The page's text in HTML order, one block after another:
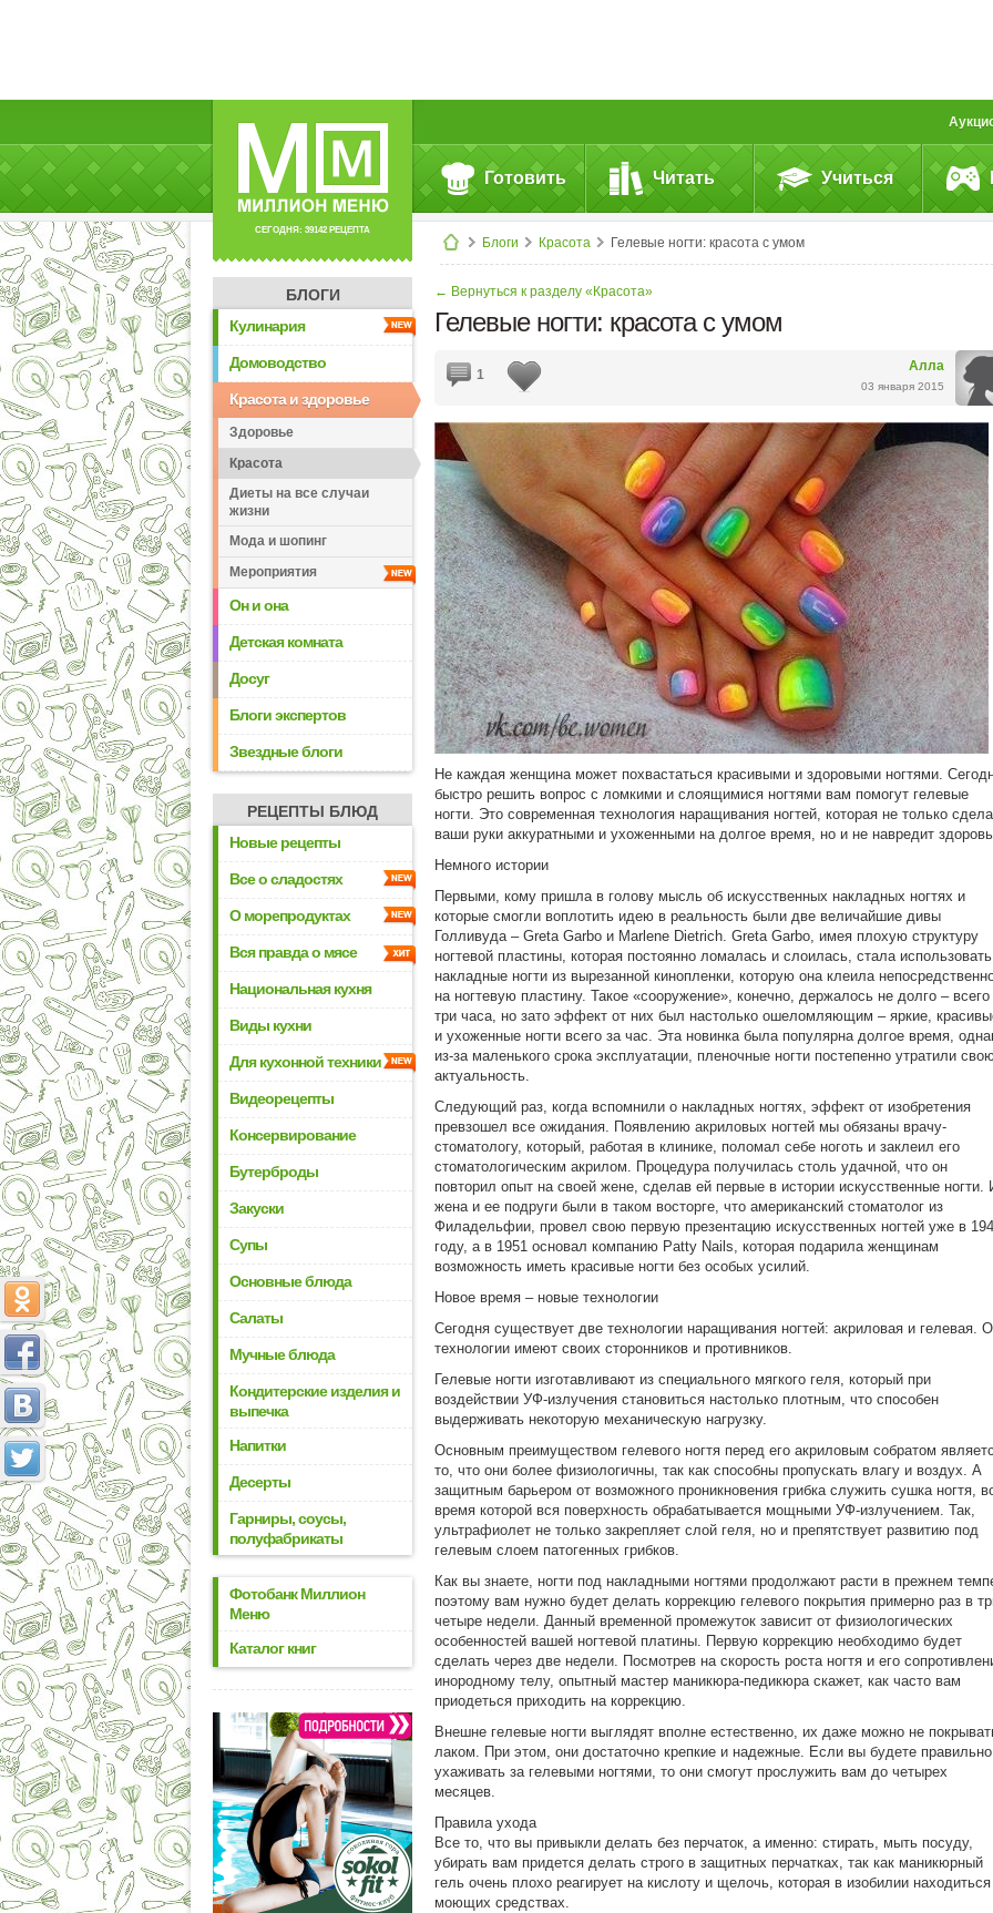
СЕГОДНЯ: 39142 РЕЦЕПТА
Готовить Читать Учиться
Блоги Красота Гелевые ногти: красота с умом
БЛОГИ
Кулинария
Домоводство
Красота и здоровье
Здоровье
Красота
Диеты на все случаи
жизни
Мода и шопинг
Мероприятия
Он и она
Детская комната
Досуг
Блоги экспертов
Звездные блоги
РЕЦЕПТЫ БЛЮД
Новые рецепты
Все о сладостях
О морепродуктах
Вся правда о мясе
Национальная кухня
Виды кухни
Для кухонной техники
Видеорецепты
Консервирование
Бутерброды
Закуски
Супы
Основные блюда
Салаты
Мучные блюда
Кондитерские изделия и
выпечка
Напитки
Десерты
Гарниры, соусы,
полуфабрикаты
Фотобанк Миллион
Меню
Каталог книг
← Вернуться к разделу «Красота»
Гелевые ногти: красота с умом
Алла
03 января 2015
1
Не каждая женщина может похвастаться красивыми и здоровыми ногтями.
быстро решить вопрос с ломкими и слоящимися ногтями вам помогут гелевые
ногти. Это современная технология наращивания ногтей, которая не только
ваши руки аккуратными и ухоженными на долгое время, но и не навредит
Немного истории
Первыми, кому пришла в голову мысль об искусственных накладных ногтях и
которые смогли воплотить идею в реальность были две величайшие дивы
Голливуда – Greta Garbо и Marlene Dietrich. Greta Garbо, имея плохую структуру
ногтевой пластины, которая постоянно ломалась и слоилась, стала использовать
накладные ногти из вырезанной кинопленки, которую она клеила
на ногтевую пластину. Такое «сооружение», конечно, держалось не долго – всего
три часа, но зато эффект от них был настолько ошеломляющим – яркие,
и ухоженные ногти всего за час. Эта новинка была популярна долгое время,
из-за маленького срока эксплуатации, пленочные ногти постепенно утратили
актуальность.
Следующий раз, когда вспомнили о накладных ногтях, эффект от изобретения
превзошел все ожидания. Появлению акриловых ногтей мы обязаны врачу-
стоматологу, который, работая в клинике, поломал себе ноготь и заклеил его
стоматологическим акрилом. Процедура получилась столь удачной, что он
повторил опыт на своей жене, сделав ей первые в истории искусственные ногти.
жена и ее подруги были в таком восторге, что американский стоматолог из
Филадельфии, провел свою первую презентацию искусственных ногтей уже в
году, а в 1951 основал компанию Patty Nails, которая подарила женщинам
возможность иметь красивые ногти без особых усилий.
Новое время – новые технологии
Сегодня существует две технологии наращивания ногтей: акриловая и гелевая.
технологии имеют своих сторонников и противников.
Гелевые ногти изготавливают из специального мягкого геля, который при
воздействии УФ-излучения становиться настолько плотным, что способен
выдерживать некоторую механическую нагрузку.
Основным преимуществом гелевого ногтя перед его акриловым собратом
то, что они более физиологичны, так как способны пропускать влагу и воздух. А
защитным барьером от возможного проникновения грибка служить сушка ногтя,
время которой вся поверхность обрабатывается мощными УФ-излучением. Так,
ультрафиолет не только закрепляет слой геля, но и препятствует развитию под
гелевым слоем патогенных грибков.
Как вы знаете, ногти под накладными ногтями продолжают расти в прежнем
поэтому вам нужно будет делать коррекцию гелевого покрытия примерно раз в
четыре недели. Данный временной промежуток зависит от физиологических
особенностей вашей ногтевой платины. Первую коррекцию необходимо будет
сделать через две недели. Посмотрев на скорость роста ногтя и его
инородному телу, опытный мастер маникюра-педикюра скажет, как часто вам
приодеться приходить на коррекцию.
Внешне гелевые ногти выглядят вполне естественно, их даже можно не
лаком. При этом, они достаточно крепкие и надежные. Если вы будете правильно
ухаживать за гелевыми ногтями, то они смогут прослужить вам до четырех
месяцев.
Правила ухода
Все то, что вы привыкли делать без перчаток, а именно: стирать, мыть посуду,
убирать вам придется делать строго в защитных перчатках, так как маникюрный
гель очень плохо реагирует на кислоту и щелочь, которая в изобилии
моющих средствах.